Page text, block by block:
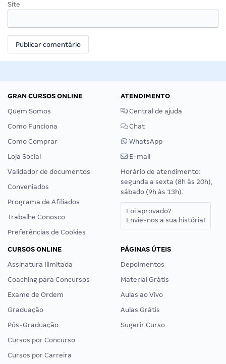
Site
GRAN CURSOS ONLINE
Quem Somos
Como Funciona
Como Comprar
Loja Social
Validador de documentos
Conveniados
Programa de Afiliados
Trabalhe Conosco
Preferências de Cookies
ATENDIMENTO
Central de ajuda
Chat
WhatsApp
E-mail
Horário de atendimento:
segunda a sexta (8h às 20h),
sábado (9h às 13h).
Foi aprovado?
Envie-nos a sua história!
CURSOS ONLINE
Assinatura Ilimitada
Coaching para Concursos
Exame de Ordem
Graduação
Pós-Graduação
Cursos por Concurso
Cursos por Carreira
PÁGINAS ÚTEIS
Depoimentos
Material Grátis
Aulas ao Vivo
Aulas Grátis
Sugerir Curso